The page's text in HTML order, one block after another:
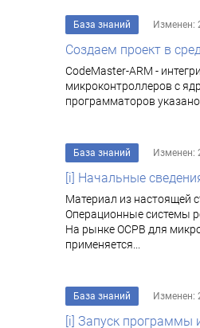
База знаний Изменен:
Создаем проект в
CodeMaster-ARM -
микроконтроллеров с
программаторов
База знаний Изменен:
[i] Начальные
Материал из настоящей
Операционные системы
На рынке ОСРВ для
применяется...
База знаний Изменен:
[i] Запуск программы